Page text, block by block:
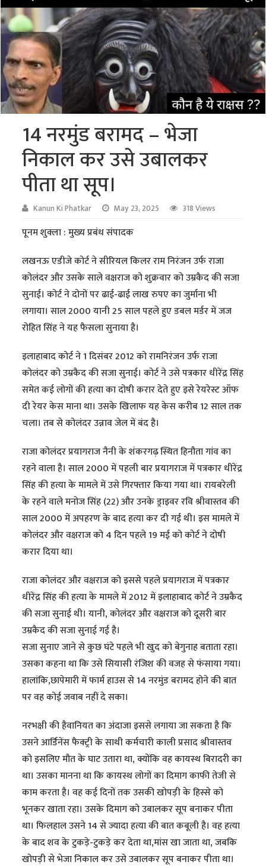
14 नरमुंड बरामद – भेजा
निकाल कर उसे उबालकर
पीता था सूप।
Kanun Ki Phatkar May 23, 2025 318 Views
पूनम शुक्ला : मुख्य प्रबंध संपादक
लखनऊ एडीजे कोर्ट ने सीरियल किलर राम निरंजन उर्फ राजा
कोलंदर और उसके साले वक्षराज को शुक्रवार को उम्रकैद की सजा
सुनाई। कोर्ट ने दोनों पर ढाई-ढाई लाख रुपए का जुर्माना भी
लगाया। साल 2000 यानी 25 साल पहले हुए डबल मर्डर में जज
रोहित सिंह ने यह फैसला सुनाया है।
इलाहाबाद कोर्ट ने 1 दिसंबर 2012 को रामनिरंजन उर्फ राजा
कोलंदर को उम्रकैद की सजा सुनाई। कोर्ट ने उसे पत्रकार धीरेंद्र सिंह
समेत कई लोगों की हत्या का दोषी करार देते हुए इसे रेयरेस्ट ऑफ
दी रेयर केस माना था। उसके खिलाफ यह केस करीब 12 साल तक
चला। तब से कोलंदर उन्नाव जेल में बंद है।
राजा कोलंदर प्रयागराज नैनी के शंकरगढ़ स्थित हिनौता गांव का
रहने वाला है। साल 2000 में पहली बार प्रयागराज में पत्रकार धीरेंद्र
सिंह की हत्या के मामले में उसे गिरफ्तार किया गया था। रायबरेली
के रहने वाले मनोज सिंह (22) और उनके ड्राइवर रवि श्रीवास्तव की
साल 2000 में अपहरण के बाद हत्या कर दी गई थी। इस मामले में
कोलंदर और वक्षराज को 4 दिन पहले 19 मई को कोर्ट ने दोषी
करार दिया था।
राजा कोलंदर और वक्षराज को इससे पहले प्रयागराज में पत्रकार
धीरेंद्र सिंह की हत्या के मामले में 2012 में इलाहाबाद कोर्ट ने उम्रकैद
की सजा सुनाई थी। यानी, कोलंदर और वक्षराज को दूसरी बार
उम्रकैद की सजा सुनाई गई है।
सजा सुनाए जाने से कुछ घंटे पहले भी खुद को बेगुनाह बताता रहा।
उसका कहना था कि उसे सियासी रंजिश की वजह से फंसाया गया।
हालांकि,छापेमारी में फार्म हाउस से 14 नरमुंड बरामद होने की बात
पर वह कोई जवाब नहीं दे सका।
नरभक्षी की हैवानियत का अंदाजा इससे लगाया जा सकता है कि
उसने आर्डिनेंस फैक्ट्री के साथी कर्मचारी काली प्रसाद श्रीवास्तव
को इसलिए मौत के घाट उतारा था, क्योंकि वह कायस्थ बिरादरी का
था। उसका मानना था कि कायस्थ लोगों का दिमाग काफी तेजी से
काम करता है। वह कई दिनों तक उसकी खोपड़ी के हिस्से को
भूनकर खाता रहा। उसके दिमाग को उबालकर सूप बनाकर पीता
था। फिलहाल उसने 14 से ज्यादा हत्या की बात कबूली है। वह हत्या
के बाद शव के टुकड़े-टुकड़े कर देता था,मांस खा जाता था, जबकि
खोपड़ी से भेजा निकाल कर उसे उबालकर सूप बनाकर पीता था।